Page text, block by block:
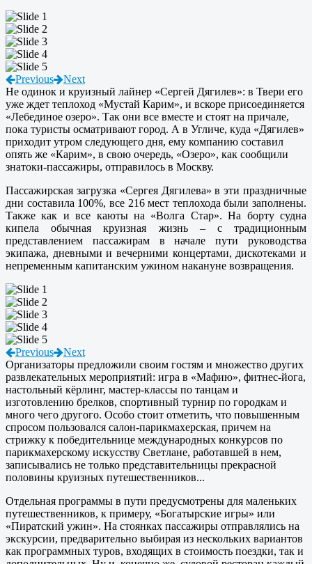
Previous
Next
Не одинок и круизный лайнер «Сергей Дягилев»: в Твери его
уже ждет теплоход «Мустай Карим», и вскоре присоединяется
«Лебединое озеро». Так они все вместе и стоят на причале,
пока туристы осматривают город. А в Угличе, куда «Дягилев»
приходит утром следующего дня, ему компанию составил
опять же «Карим», в свою очередь, «Озеро», как сообщили
знатоки-пассажиры, отправилось в Москву.
Пассажирская загрузка «Сергея Дягилева» в эти праздничные
дни составила 100%, все 216 мест теплохода были заполнены.
Также как и все каюты на «Волга Стар». На борту судна
кипела обычная круизная жизнь – с традиционным
представлением пассажирам в начале пути руководства
экипажа, дневными и вечерними концертами, дискотеками и
непременным капитанским ужином накануне возвращения.
Previous
Next
Организаторы предложили своим гостям и множество других
развлекательных мероприятий: игра в «Мафию», фитнес-йога,
настольный кёрлинг, мастер-классы по танцам и
изготовлению брелков, спортивный турнир по городкам и
много чего другого. Особо стоит отметить, что повышенным
спросом пользовался салон-парикмахерская, причем на
стрижку к победительнице международных конкурсов по
парикмахерскому искусству Светлане, работавшей в нем,
записывались не только представительницы прекрасной
половины круизных путешественников...
Отдельная программы в пути предусмотрены для маленьких
путешественников, к примеру, «Богатырские игры» или
«Пиратский ужин». На стоянках пассажиры отправлялись на
экскурсии, предварительно выбирая из нескольких вариантов
как программных туров, входящих в стоимость поездки, так и